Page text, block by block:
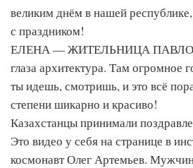
великим днём в нашей
с праздником!
ЕЛЕНА — ЖИТЕЛЬНИЦА
глаза архитектура. Там огромное
ты идешь, смотришь, и это всё
степени шикарно и красиво!
Казахстанцы принимали
Это видео у себя на странице в
космонавт Олег Артемьев.